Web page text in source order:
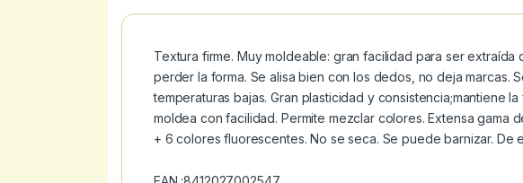
Textura firme. Muy moldeable: gran facilidad para ser extraída
perder la forma. Se alisa bien con los dedos, no deja marcas.
temperaturas bajas. Gran plasticidad y consistencia;mantiene
moldea con facilidad. Permite mezclar colores. Extensa gama
+ 6 colores fluorescentes. No se seca. Se puede barnizar. De